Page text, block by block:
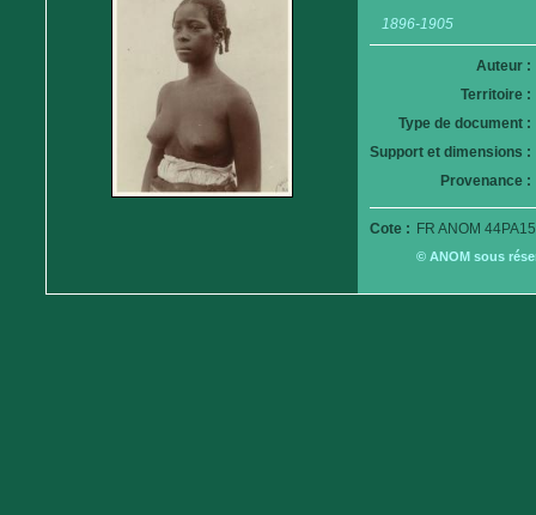
1896-1905
Auteur :
Territoire :
Type de document :
Support et dimensions :
Provenance :
Cote : FR ANOM
© ANOM sous